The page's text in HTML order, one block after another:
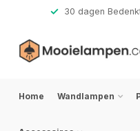
30 dagen
Home Wandlampen